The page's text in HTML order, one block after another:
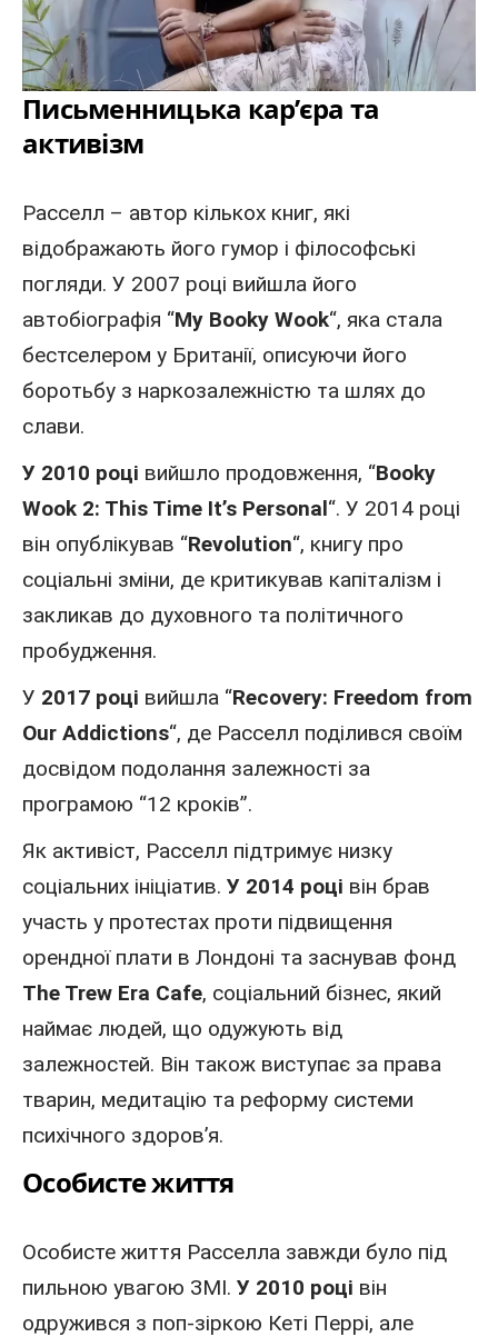
Письменницька кар’єра та
активізм
Расселл – автор кількох книг, які
відображають його гумор і філософські
погляди. У 2007 році вийшла його
автобіографія “My Booky Wook“, яка стала
бестселером у Британії, описуючи його
боротьбу з наркозалежністю та шлях до
слави.
У 2010 році вийшло продовження, “Booky
Wook 2: This Time It’s Personal“. У 2014 році
він опублікував “Revolution“, книгу про
соціальні зміни, де критикував капіталізм і
закликав до духовного та політичного
пробудження.
У 2017 році вийшла “Recovery: Freedom from
Our Addictions“, де Расселл поділився своїм
досвідом подолання залежності за
програмою “12 кроків”.
Як активіст, Расселл підтримує низку
соціальних ініціатив. У 2014 році він брав
участь у протестах проти підвищення
орендної плати в Лондоні та заснував фонд
The Trew Era Cafe, соціальний бізнес, який
наймає людей, що одужують від
залежностей. Він також виступає за права
тварин, медитацію та реформу системи
психічного здоров’я.
Особисте життя
Особисте життя Расселла завжди було під
пильною увагою ЗМІ. У 2010 році він
одружився з поп-зіркою Кеті Перрі, але